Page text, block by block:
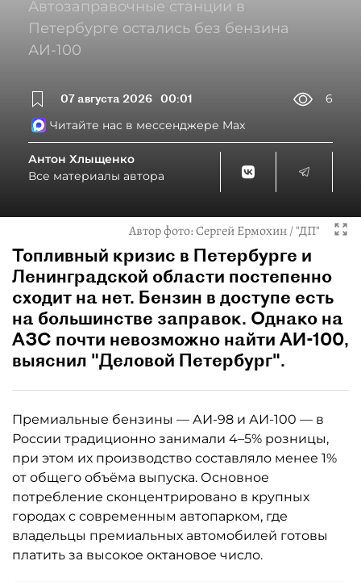
Автозаправочные станции в
Петербурге остались без бензина
АИ-100
07 августа 2026 00:01
6
Читайте нас в мессенджере Max
Антон Хлыщенко
Все материалы автора
Автор фото:Сергей Ермохин / "ДП"
Топливный кризис в Петербурге и
Ленинградской области постепенно
сходит на нет. Бензин в доступе есть
на большинстве заправок. Однако на
АЗС почти невозможно найти АИ-100,
выяснил "Деловой Петербург".
Премиальные бензины — АИ-98 и АИ-100 — в
России традиционно занимали 4–5% розницы,
при этом их производство составляло менее 1%
от общего объёма выпуска. Основное
потребление сконцентрировано в крупных
городах с современным автопарком, где
владельцы премиальных автомобилей готовы
платить за высокое октановое число.